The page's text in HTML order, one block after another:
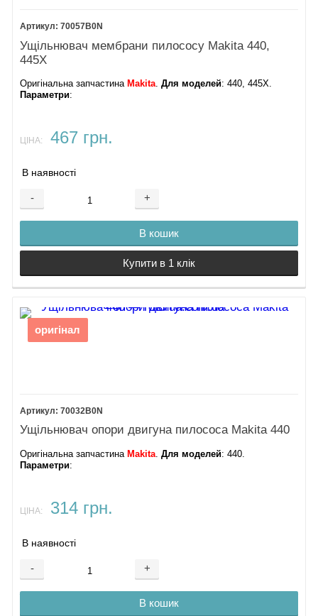
70057B0N
Ущільнювач мембрани пилососу Makita 440,
445X
Оригінальна запчастина Makita.Для моделей: 440, 445X.
Параметри:
ЦІНА: 467 грн.
В наявності
- +
В кошик
Купити в 1 клік
оригінал
70032B0N
Ущільнювач опори двигуна пилососа Makita 440
Оригінальна запчастина Makita.Для моделей: 440.
Параметри:
ЦІНА: 314 грн.
В наявності
- +
В кошик